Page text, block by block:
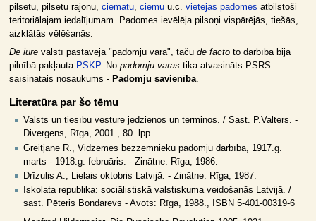
pilsētu, pilsētu rajonu, ciematu, ciemuu.c. vietējās padomes atbilstoši
teritoriālajam iedalījumam. Padomes ievēlēja pilsoņi vispārējās, tiešās,
aizklātās vēlēšanās.
De iurevalstī pastāvēja "padomju vara", taču de factoto darbība bija
pilnībā pakļauta PSKP. No padomju varas tika atvasināts PSRS
saīsinātais nosaukums - Padomju savienība.
Literatūra par šo tēmu
Valsts un tiesību vēsture jēdzienos un terminos. / Sast. P.Valters. -
Divergens, Rīga, 2001., 80. lpp.
Greitjāne R., Vidzemes bezzemnieku padomju darbība, 1917.g.
marts - 1918.g. februāris. - Zinātne: Rīga, 1986.
Drīzulis A., Lielais oktobris Latvijā. - Zinātne: Rīga, 1987.
Iskolata republika: sociālistiskā valstiskuma veidošanās Latvijā. /
sast. Pēteris Bondarevs - Avots: Rīga, 1988., ISBN 5-401-00319-6